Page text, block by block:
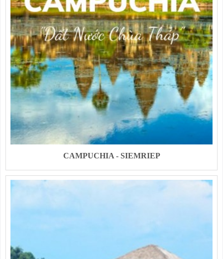
CAMPUCHIA - SIEMRIEP